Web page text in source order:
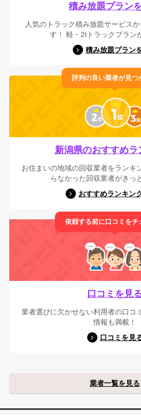
積み放題プラン
人気のトラック積み放題サービス
す！ 軽・2tトラックプラン
積み放題プラン
評判の良い業者が見つ
新潟県のおすすめラ
お住まいの地域の回収業者をランキ
らなかった回収業者がきっ
おすすめランキン
依頼する前に口コミをチ
口コミを見
業者選びに欠かせない利用者の口コ
情報も満載！
口コミを見
業者一覧を見る